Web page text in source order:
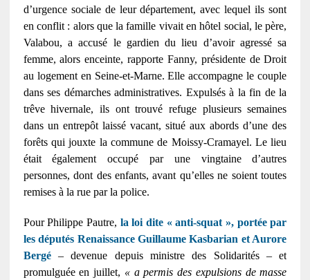
d’urgence sociale de leur département, avec lequel ils sont
en conflit : alors que la famille vivait en hôtel social, le père,
Valabou, a accusé le gardien du lieu d’avoir agressé sa
femme, alors enceinte, rapporte Fanny, présidente de Droit
au logement en Seine-et-Marne. Elle accompagne le couple
dans ses démarches administratives. Expulsés à la fin de la
trêve hivernale, ils ont trouvé refuge plusieurs semaines
dans un entrepôt laissé vacant, situé aux abords d’une des
forêts qui jouxte la commune de Moissy-Cramayel. Le lieu
était également occupé par une vingtaine d’autres
personnes, dont des enfants, avant qu’elles ne soient toutes
remises à la rue par la police.
Pour Philippe Pautre, la loi dite « anti-squat », portée par
les députés Renaissance Guillaume Kasbarian et Aurore
Bergé– devenue depuis ministre des Solidarités – et
promulguée en juillet, « a permis des expulsions de masse